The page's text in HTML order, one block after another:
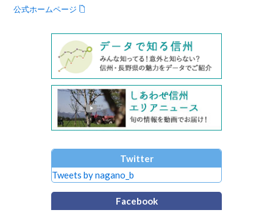
公式ホームページ
Twitter
Tweets by nagano_b
Facebook